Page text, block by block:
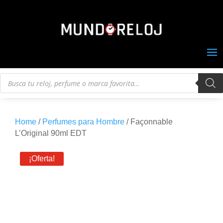
Búsqueda
Home / Perfumes para Hombre / Façonnable
L’Original 90ml EDT
¡Oferta!